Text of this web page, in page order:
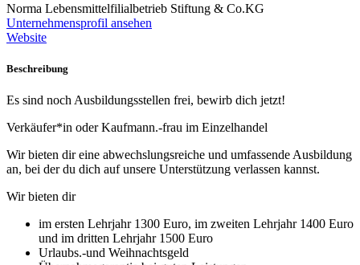
Norma Lebensmittelfilialbetrieb Stiftung & Co.KG
Unternehmensprofil ansehen
Website
Beschreibung
Es sind noch Ausbildungsstellen frei, bewirb dich jetzt!
Verkäufer*in oder Kaufmann.-frau im Einzelhandel
Wir bieten dir eine abwechslungsreiche und umfassende Ausbildung
an, bei der du dich auf unsere Unterstützung verlassen kannst.
Wir bieten dir
im ersten Lehrjahr 1300 Euro, im zweiten Lehrjahr 1400 Euro
und im dritten Lehrjahr 1500 Euro
Urlaubs.-und Weihnachtsgeld